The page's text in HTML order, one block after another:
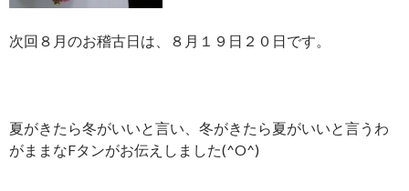
次回８月のお稽古日は、８月１９日２０日です。
夏がきたら冬がいいと言い、冬がきたら夏がいいと言うわ
がままなFタンがお伝えしました(^O^)